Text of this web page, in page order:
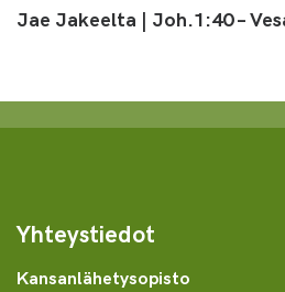
Jae Jakeelta | Joh.1:40 –
Yhteystiedot
Kansanlähetysopisto